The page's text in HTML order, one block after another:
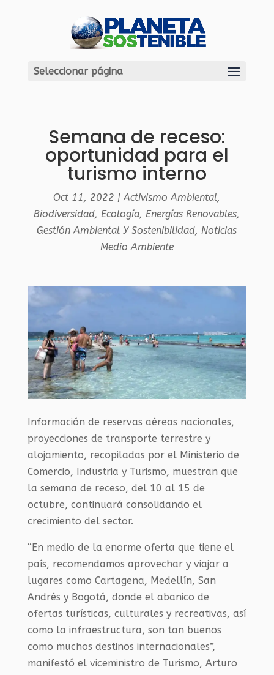
Seleccionar página
Semana de receso:
oportunidad para el
turismo interno
Oct 11, 2022 |Activismo Ambiental,
Biodiversidad,Ecología,Energías Renovables,
Gestión Ambiental Y Sostenibilidad,Noticias
Medio Ambiente
Información de reservas aéreas nacionales,
proyecciones de transporte terrestre y
alojamiento, recopiladas por el Ministerio de
Comercio, Industria y Turismo, muestran que
la semana de receso, del 10 al 15 de
octubre, continuará consolidando el
crecimiento del sector.
“En medio de la enorme oferta que tiene el
país, recomendamos aprovechar y viajar a
lugares como Cartagena, Medellín, San
Andrés y Bogotá, donde el abanico de
ofertas turísticas, culturales y recreativas, así
como la infraestructura, son tan buenos
como muchos destinos internacionales”,
manifestó el viceministro de Turismo, Arturo